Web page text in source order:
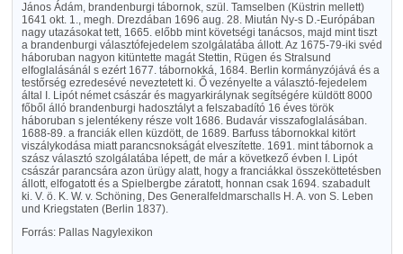
János Ádám, brandenburgi tábornok, szül. Tamselben (Küstrin mellett)
1641 okt. 1., megh. Drezdában 1696 aug. 28. Miután Ny-s D.-Európában
nagy utazásokat tett, 1665. előbb mint követségi tanácsos, majd mint tiszt
a brandenburgi választófejedelem szolgálatába állott. Az 1675-79-iki svéd
háboruban nagyon kitüntette magát Stettin, Rügen és Stralsund
elfoglalásánál s ezért 1677. tábornokká, 1684. Berlin kormányzójává és a
testőrség ezredesévé neveztetett ki. Ő vezényelte a választó-fejedelem
által I. Lipót német császár és magyarkirálynak segítségére küldött 8000
főből álló brandenburgi hadosztályt a felszabadító 16 éves török
háboruban s jelentékeny része volt 1686. Budavár visszafoglalásában.
1688-89. a franciák ellen küzdött, de 1689. Barfuss tábornokkal kitört
viszálykodása miatt parancsnokságát elveszítette. 1691. mint tábornok a
szász választó szolgálatába lépett, de már a következő évben I. Lipót
császár parancsára azon ürügy alatt, hogy a franciákkal összeköttetésben
állott, elfogatott és a Spielbergbe záratott, honnan csak 1694. szabadult
ki. V. ö. K. W. v. Schöning, Des Generalfeldmarschalls H. A. von S. Leben
und Kriegstaten (Berlin 1837).
Forrás: Pallas Nagylexikon